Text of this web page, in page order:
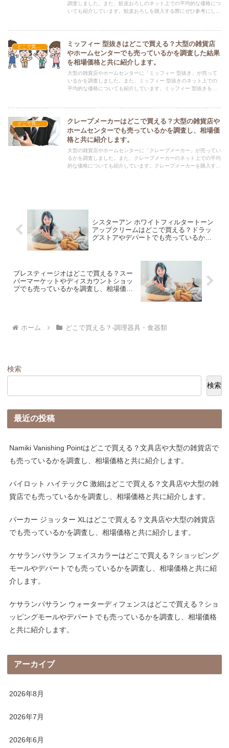
調査しました。また、鮫皮おろしのネット上での平均的な価格につ
いても紹介しています。鮫皮おろしを購入する際にぜひ参考にして
ミッフィー 型抜きはどこで買える？大型の雑貨店
やホームセンターでも売っているかを調査した結果
を相場価格と共に紹介します。
大型の雑貨店やホームセンターに「ミッフィー 型抜き」が売って
いるかを調査しました。また、ミッフィー 型抜きのネット上での
平均的な価格についても紹介しています。ミッフィー 型抜きを購
どこで買える？-調理器具・食器類
クレープメーカーはどこで買える？大型の雑貨店や
ホームセンターでも売っているかを調査し、相場価
格と共に紹介します。
大型の雑貨店やホームセンターに「クレープメーカー」が売ってい
るかを調査しました。また、クレープメーカーのネット上での平均
的な価格についても紹介しています。クレープメーカーを購入する
シスターアン ホワイトフィルタートーン
アップクリームはどこで買える？ドラッ
グストアやデパートでも売っているかを
プレスティージオはどこで買える？スー
パーマーケットやディスカウントショッ
プでも売っているかを調査し、相場価格
ホーム どこで買える？-調理器具・食器類
検索
検索
最近の投稿
Namiki Vanishing Pointはどこで買える？文具店や大型の雑貨店で
も売っているかを調査し、相場価格と共に紹介します。
パイロット ハイテックC 激細はどこで買える？文具店や大型の雑
貨店でも売っているかを調査し、相場価格と共に紹介します。
パーカー ジョッター XLはどこで買える？文具店や大型の雑貨店
でも売っているかを調査し、相場価格と共に紹介します。
ケサランパサラン フェイスカラーはどこで買える？ショッピング
モールやデパートでも売っているかを調査し、相場価格と共に紹
介します。
ケサランパサラン ウォーターディフェンスはどこで買える？ショ
ッピングモールやデパートでも売っているかを調査し、相場価格
と共に紹介します。
アーカイブ
2026年8月
2026年7月
2026年6月